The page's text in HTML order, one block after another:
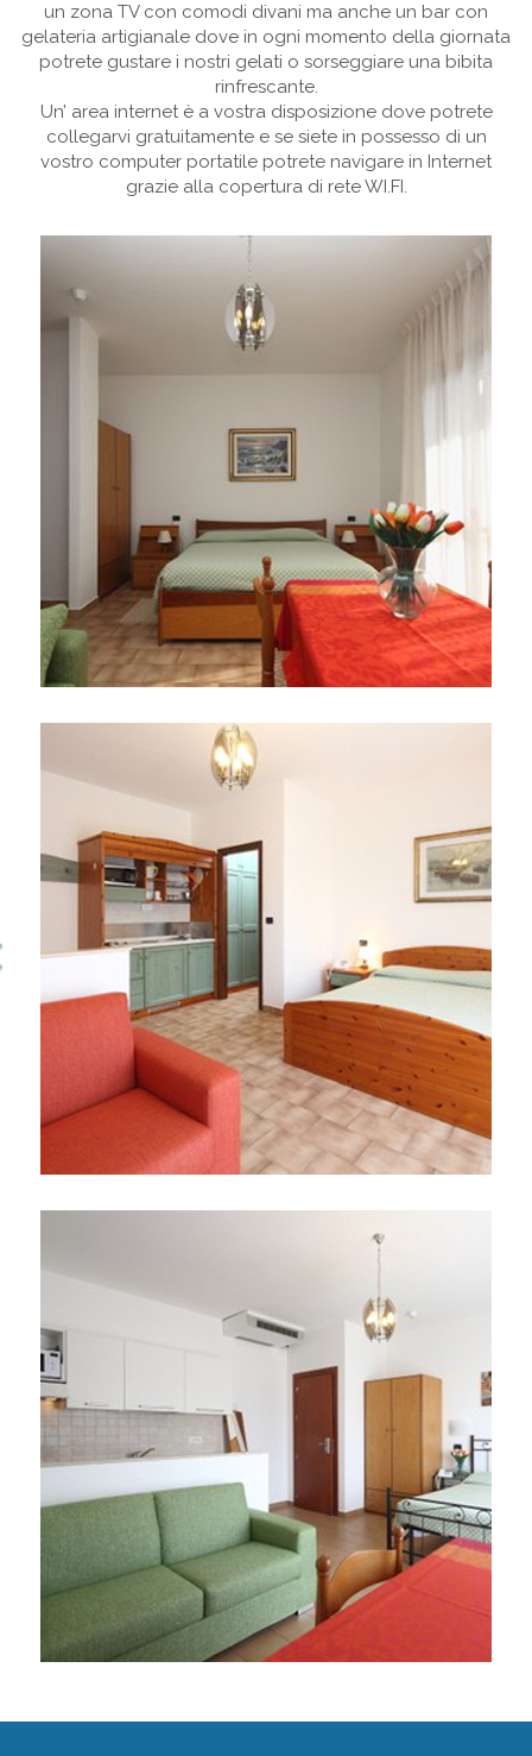
un zona TV con comodi divani ma anche un bar con
gelateria artigianale dove in ogni momento della giornata
potrete gustare i nostri gelati o sorseggiare una bibita
rinfrescante.
Un’ area internet è a vostra disposizione dove potrete
collegarvi gratuitamentee se siete in possesso di un
vostro computer portatile potrete navigare in Internet
grazie alla copertura di rete WI.FI.
Previous Next